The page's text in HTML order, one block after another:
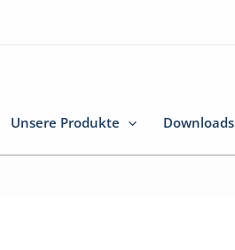
Unsere Produkte Downloads